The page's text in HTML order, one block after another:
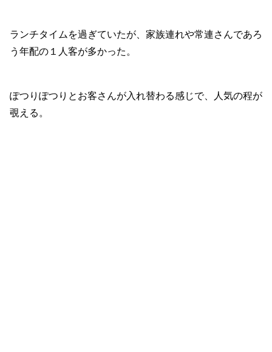
ランチタイムを過ぎていたが、家族連れや常連さんであろ
う年配の１人客が多かった。
ぽつりぽつりとお客さんが入れ替わる感じで、人気の程が
覗える。